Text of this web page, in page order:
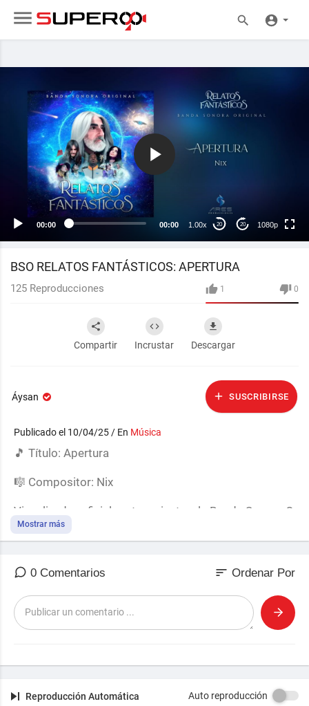
00:00 00:00 1.00x 20 20 1080p
BSO RELATOS FANTÁSTICOS: APERTURA
1 0
125 Reproducciones
Compartir Incrustar Descargar
Áysan SUSCRIBIRSE
Publicado el 10/04/25 / En Música
⁣🎵 Título: Apertura
🎼 Compositor: Nix
Visualizador oficial perteneciente a la Banda Sonora O
riginal de Relatos Fantásticos.
▶ Escúchala en alta calidad o descárgala desde la pla
🌐 ⁣https://ares.superocho.org/relatos-fantasticos/
Mostrar más
0 Comentarios sort Ordenar Por
Reproducción Automática Auto reproducción